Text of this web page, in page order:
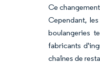
Ce
Cependant,
boulangeries
fabricants
chaînes de